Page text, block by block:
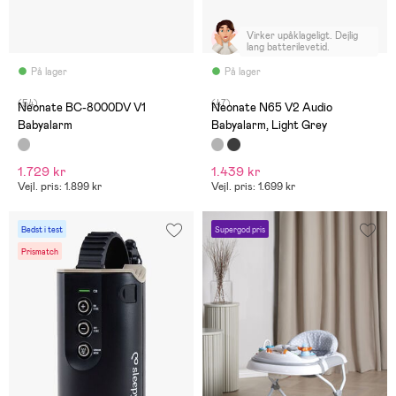
På lager
(54)
Neonate BC-8000DV V1
Babyalarm
1.729 kr
Vejl. pris: 1.899 kr
På lager
Virker upåklageligt. Dejlig
lang batterilevetid.
(47)
Neonate N65 V2 Audio
Babyalarm, Light Grey
1.439 kr
Vejl. pris: 1.699 kr
Bedst i test
Prismatch
Supergod pris